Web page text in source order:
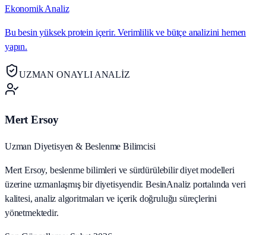
Ekonomik Analiz
Bu besin yüksek protein içerir. Verimlilik ve bütçe analizini hemen
yapın.
UZMAN ONAYLI ANALİZ
Mert Ersoy
Uzman Diyetisyen & Beslenme Bilimcisi
Mert Ersoy, beslenme bilimleri ve sürdürülebilir diyet modelleri
üzerine uzmanlaşmış bir diyetisyendir. BesinAnaliz portalında veri
kalitesi, analiz algoritmaları ve içerik doğruluğu süreçlerini
yönetmektedir.